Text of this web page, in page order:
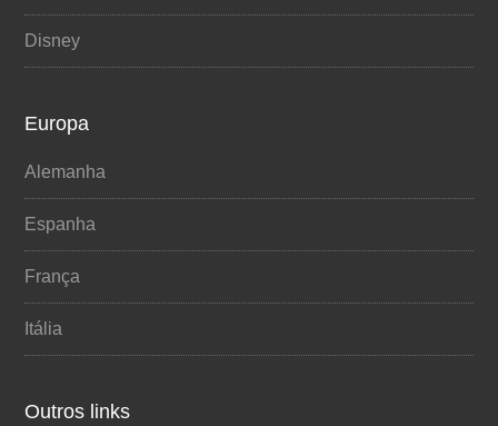
Disney
Europa
Alemanha
Espanha
França
Itália
Outros links